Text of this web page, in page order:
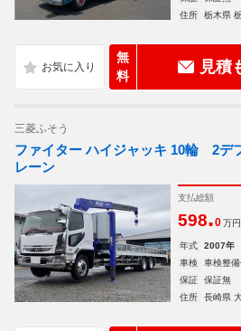
住所
栃木県
無
料
見積
三菱ふそう
ファイター ハイジャッキ 10輪 2
レーン
支払総額
598.0 万円
年式 2007年
車検
車検整
保証
保証無
住所
長崎県